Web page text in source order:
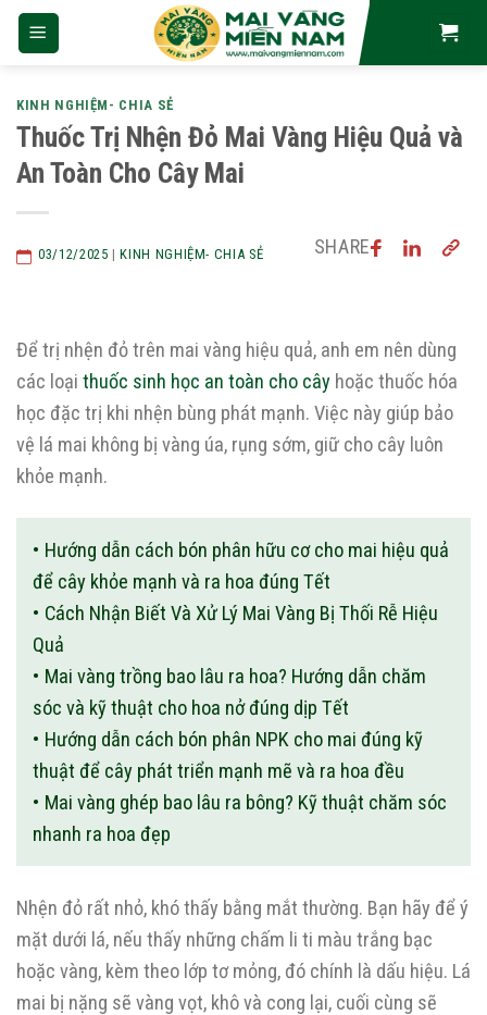
Skip
KINH NGHIỆM- CHIA SẺ
Thuốc Trị Nhện Đỏ Mai Vàng Hiệu Quả và
An Toàn Cho Cây Mai
03/12/2025 |KINH NGHIỆM- CHIA SẺ SHARE
Để trị nhện đỏ trên mai vàng hiệu quả, anh em nên dùng
các loại thuốc sinh học an toàn cho cây hoặc thuốc hóa
học đặc trị khi nhện bùng phát mạnh. Việc này giúp bảo
vệ lá mai không bị vàng úa, rụng sớm, giữ cho cây luôn
khỏe mạnh.
Hướng dẫn cách bón phân hữu cơ cho mai hiệu quả
để cây khỏe mạnh và ra hoa đúng Tết
Cách Nhận Biết Và Xử Lý Mai Vàng Bị Thối Rễ Hiệu
Quả
Mai vàng trồng bao lâu ra hoa? Hướng dẫn chăm
sóc và kỹ thuật cho hoa nở đúng dịp Tết
Hướng dẫn cách bón phân NPK cho mai đúng kỹ
thuật để cây phát triển mạnh mẽ và ra hoa đều
Mai vàng ghép bao lâu ra bông? Kỹ thuật chăm sóc
nhanh ra hoa đẹp
Nhện đỏ rất nhỏ, khó thấy bằng mắt thường. Bạn hãy để ý
mặt dưới lá, nếu thấy những chấm li ti màu trắng bạc
hoặc vàng, kèm theo lớp tơ mỏng, đó chính là dấu hiệu. Lá
mai bị nặng sẽ vàng vọt, khô và cong lại, cuối cùng sẽ